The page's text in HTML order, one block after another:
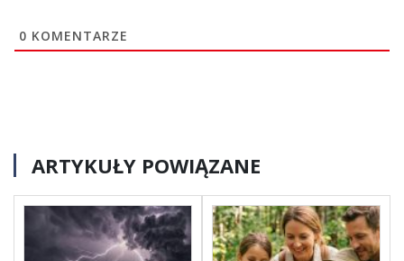
0 KOMENTARZE
ARTYKUŁY POWIĄZANE